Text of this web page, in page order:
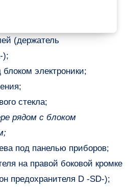
(держатель
);
электроники;
стекла;
рядом с блоком
под панелью приборов;
на правой боковой кромке
предохранителя D -SD-);